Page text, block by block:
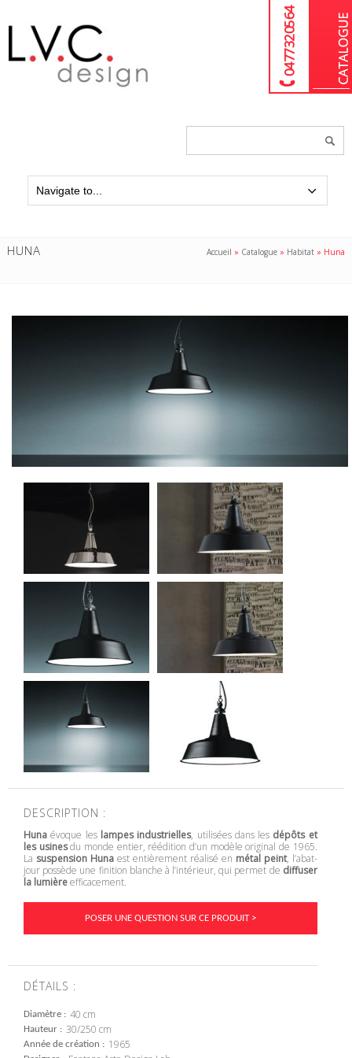
04 77 32 05 64
HUNA Accueil » Catalogue » Habitat » Huna
DESCRIPTION :
Huna évoque les lampes industrielles, utilisées dans les dépôts et
les usinesdu monde entier, réédition d’un modèle original de 1965.
La suspension Hunaest entièrement réalisé en métal peint, l’abat-
jour possède une finition blanche à l’intérieur, qui permet de diffuser
la lumièreefficacement.
POSER UNE QUESTION SUR CE PRODUIT >
DÉTAILS :
Diamètre 40 cm
Hauteur 30/250 cm
Année de création 1965